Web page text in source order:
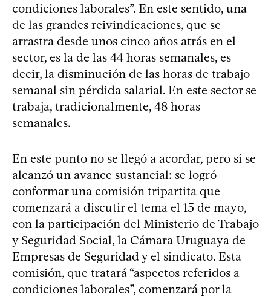
condiciones laborales”. En este sentido, una
de las grandes reivindicaciones, que se
arrastra desde unos cinco años atrás en el
sector, es la de las 44 horas semanales, es
decir, la disminución de las horas de trabajo
semanal sin pérdida salarial. En este sector se
trabaja, tradicionalmente, 48 horas
semanales.
En este punto no se llegó a acordar, pero sí se
alcanzó un avance sustancial: se logró
conformar una comisión tripartita que
comenzará a discutir el tema el 15 de mayo,
con la participación del Ministerio de Trabajo
y Seguridad Social, la Cámara Uruguaya de
Empresas de Seguridad y el sindicato. Esta
comisión, que tratará “aspectos referidos a
condiciones laborales”, comenzará por la